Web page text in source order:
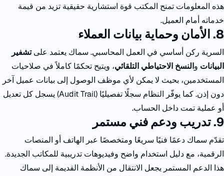
هذه المعلومات تمنح المكتب قوة استشارية حقيقية تزيد من قيمة
خدماته أمام العميل.
8. الأمان وحماية بيانات العملاء
السرية ركن أساسي في العمل المحاسبي. سماك يعتمد علىتشفير
البيانات والنسخ الاحتياطي التلقائي، ويتيح تحكمًا كاملاً في صلاحيات
المستخدمين، بحيث لا يمكن لأي موظف الوصول إلى بيانات عميل آخر
دون إذن.كما يوفّر النظام سجلًا تفصيليًا (Audit Trail) يسجل كل تعديل
أو عملية تمت داخل الحساب.
9. تدريب ودعم فني مستمر
تقدّم سماك دعمًا فنيًا سريعًا ومتخصصًا عبر الهاتف أو المنصات
الرقمية، مع دليل استخدام واضح وفيديوهات تدريبية للمكاتب الجديدة.
هذا الدعم المستمر يجعل الانتقال من الأنظمة القديمة إلى سماك